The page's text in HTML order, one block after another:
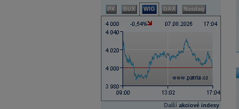
PX BUX WIG DAX Nasdaq
Další akciové indexy